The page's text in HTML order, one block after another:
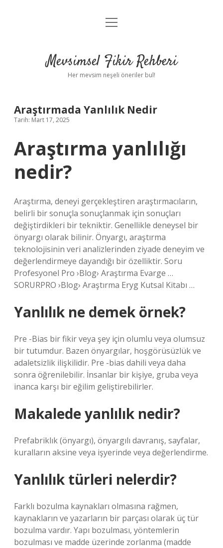
Anasayfa
Yasal Uyarı
menüyü
Mevsimsel Fikir Rehberi
Her mevsim neşeli öneriler bul!
Araştırmada Yanlılık Nedir
Tarih: Mart 17, 2025
Araştırma yanlılığı
nedir?
Araştırma, deneyi gerçekleştiren araştırmacıların,
belirli bir sonuçla sonuçlanmak için sonuçları
değiştirdikleri bir tekniktir. Genellikle deneysel bir
önyargı olarak bilinir. Önyargı, araştırma
teknolojisinin veri analizlerinden ziyade deneyim ve
değerlendirmeye dayandığı bir özelliktir. Soru
Profesyonel Pro ›Blog› Araştırma Evarge …
SORURPRO ›Blog› Araştırma Eryg Kutsal Kitabı …
Yanlılık ne demek örnek?
Pre -Bias bir fikir veya şey için olumlu veya olumsuz
bir tutumdur. Bazen önyargılar, hoşgörüsüzlük ve
adaletsizlik ilişkilidir. Pre -bias dahili veya daha
sonra öğrenilebilir. İnsanlar bir kişiye, gruba veya
inanca karşı bir eğilim geliştirebilirler.
Makalede yanlılık nedir?
Prefabriklık (önyargı), önyargılı davranış, sayfalar,
kuralların aksine veya işyerinde veya değerlendirme.
Yanlılık türleri nelerdir?
Farklı bozulma kaynakları olmasına rağmen,
kaynakların ve yazarların bir parçası olarak üç tür
bozulma vardır. Yapı bozulması, yöntemlerin
bozulması ve madde üzerinde zorlanma (madde